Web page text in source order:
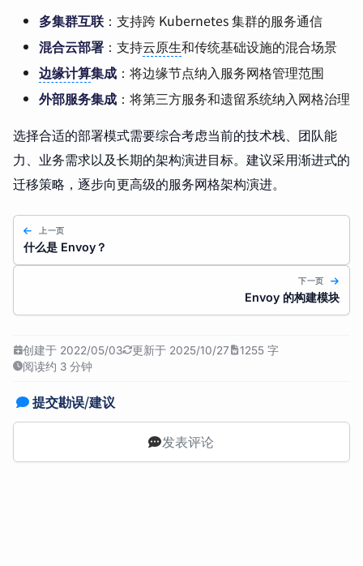
多集群互联 ：支持跨 Kubernetes 集群的服务通信
混合云部署 ：支持云原生和传统基础设施的混合场景
边缘计算集成 ：将边缘节点纳入服务网格管理范围
外部服务集成 ：将第三方服务和遗留系统纳入网格治理
选择合适的部署模式需要综合考虑当前的技术栈、团队能
力、业务需求以及长期的架构演进目标。建议采用渐进式的
迁移策略，逐步向更高级的服务网格架构演进。
上一页
什么是 Envoy？
下一页
Envoy 的构建模块
创建于 2022/05/03 更新于 2025/10/27
1255 字
阅读约 3 分钟
提交勘误/建议
发表评论